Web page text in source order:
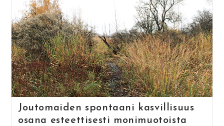
Joutomaiden spontaani kasvillisuus
osana esteettisesti monimuotoista